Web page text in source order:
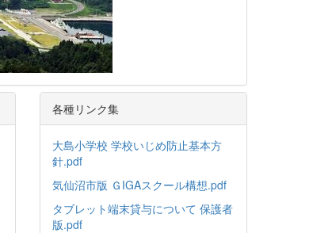
各種リンク集
大島小学校 学校いじめ防止基本方
針.pdf
気仙沼市版 ＧIGAスクール構想.pdf
タブレット端末貸与について 保護者
版.pdf